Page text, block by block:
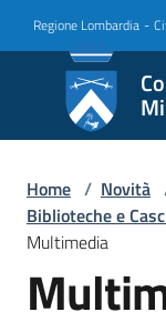
Regione Lombardia -
di
Amministrazione
Home / Novità
Biblioteche e
Multimedia